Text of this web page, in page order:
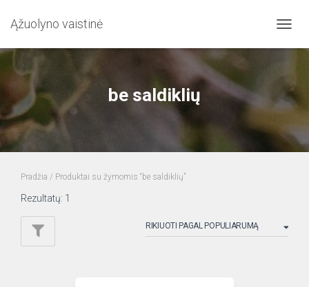
Ąžuolyno vaistinė
be saldiklių
Pradžia / Produktai su žymomis “be saldiklių”
Rezultatų: 1